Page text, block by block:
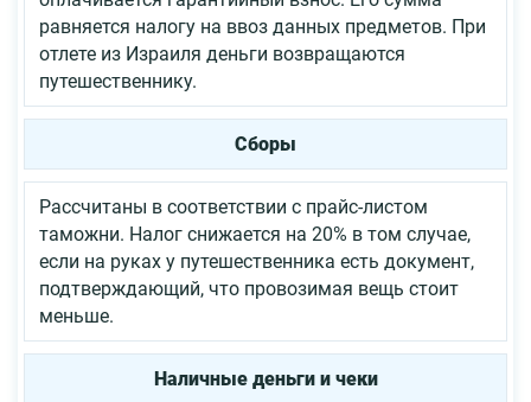
равняется налогу на ввоз данных предметов. При
отлете из Израиля деньги возвращаются
путешественнику.
Сборы
Рассчитаны в соответствии с прайс-листом
таможни. Налог снижается на 20% в том случае,
если на руках у путешественника есть документ,
подтверждающий, что провозимая вещь стоит
меньше.
Наличные деньги и чеки